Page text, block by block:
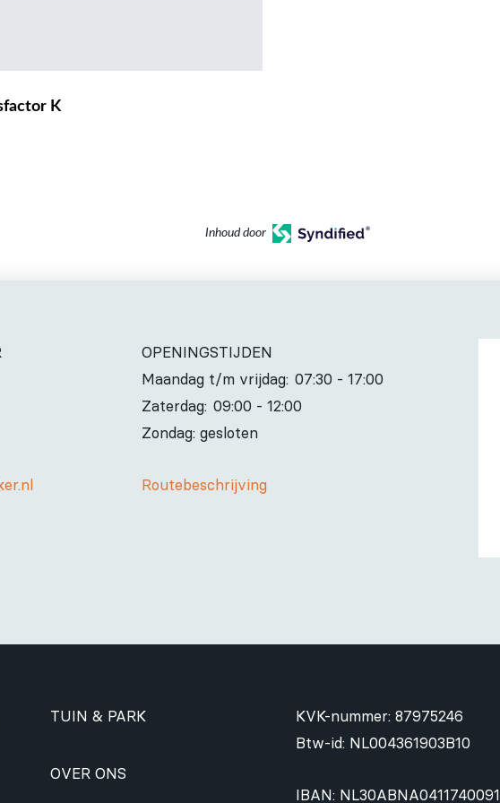
K
Inhoud door
OPENINGSTIJDEN
Maandag t/m vrijdag: 07:30 - 17:00
Zaterdag: 09:00 - 12:00
Zondag: gesloten
Routebeschrijving
TUIN & PARK
OVER ONS
KVK-nummer: 87975246
Btw-id: NL004361903B10
IBAN: NL30ABNA0411740091